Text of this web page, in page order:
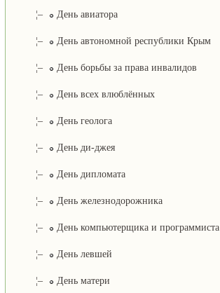
¦– День авиатора
¦– День автономной республики Крым
¦– День борьбы за права инвалидов
¦– День всех влюблённых
¦– День геолога
¦– День ди-джея
¦– День дипломата
¦– День железнодорожника
¦– День компьютерщика и программиста
¦– День левшей
¦– День матери